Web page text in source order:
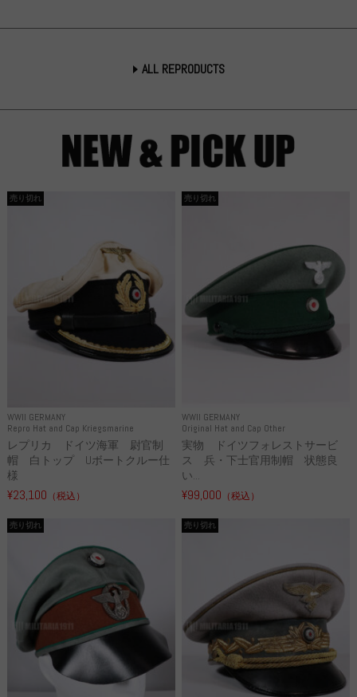
ALL REPRODUCTS
WWII GERMANY
Repro Hat and Cap Kriegsmarine
売り切れ
レプリカ ドイツ海軍 尉官制
帽 白トップ Uボートクルー仕
様
¥23,100 （税込）
WWII GERMANY
Original Hat and Cap Other
売り切れ
実物 ドイツフォレストサービ
ス 兵・下士官用制帽 状態良
い...
¥99,000 （税込）
売り切れ 売り切れ